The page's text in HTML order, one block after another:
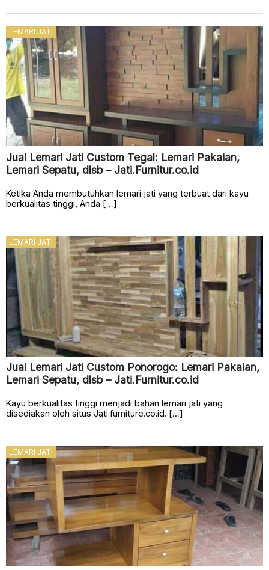
LEMARI JATI
Jual Lemari Jati Custom Tegal: Lemari Pakaian,
Lemari Sepatu, dlsb – Jati.Furnitur.co.id
Ketika Anda membutuhkan lemari jati yang terbuat dari kayu
berkualitas tinggi, Anda […]
LEMARI JATI
Jual Lemari Jati Custom Ponorogo: Lemari Pakaian,
Lemari Sepatu, dlsb – Jati.Furnitur.co.id
Kayu berkualitas tinggi menjadi bahan lemari jati yang
disediakan oleh situs Jati.furniture.co.id. […]
LEMARI JATI